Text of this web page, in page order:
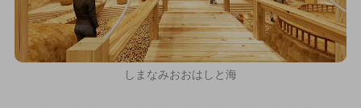
しまなみおおはしと海